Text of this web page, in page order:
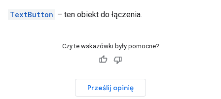
TextButton – ten obiekt do łączenia.
Czy te wskazówki były pomocne?
Prześlij opinię